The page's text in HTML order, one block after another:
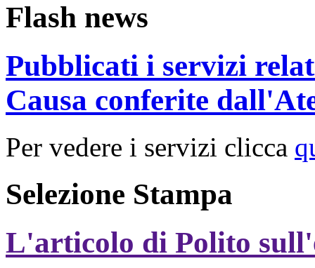
Flash news
Pubblicati i servizi
Causa conferite
Per vedere i servizi clicca
Selezione Stampa
L'articolo di Polito